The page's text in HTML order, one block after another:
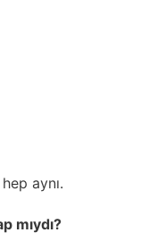
aynı.
mıydı?